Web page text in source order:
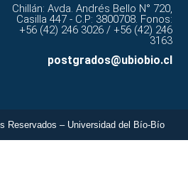
Chillán: Avda. Andrés Bello N° 720,
Casilla 447 - C.P: 3800708. Fonos:
+56 (42) 246 3026 / +56 (42) 246
3163
postgrados@ubiobio.cl
Reservados – Universidad del Bío-Bío